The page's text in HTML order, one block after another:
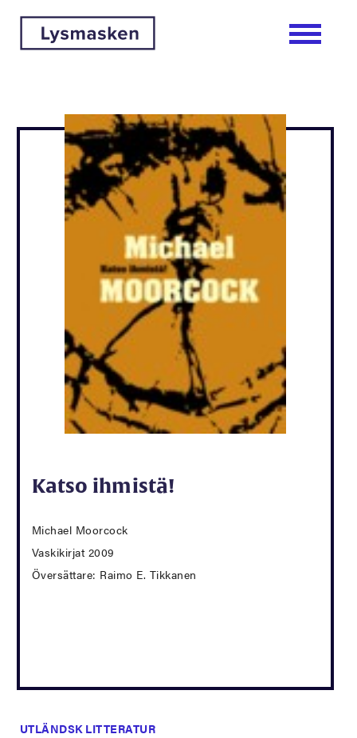
Katso ihmistä!
Michael Moorcock
Vaskikirjat 2009
Översättare: Raimo E. Tikkanen
UTLÄNDSK LITTERATUR